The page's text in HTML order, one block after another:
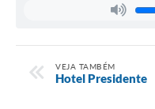
VEJA TAMBÉM
Hotel Presidente